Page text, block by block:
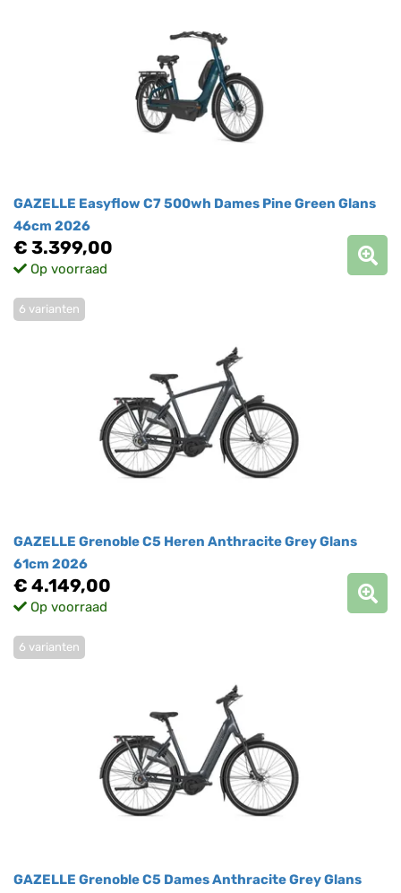
GAZELLE Easyflow C7 500wh Dames Pine Green Glans
46cm 2026
€ 3.399,00
Op voorraad
GAZELLE Grenoble C5 Heren Anthracite Grey Glans
61cm 2026
6 varianten
€ 4.149,00
Op voorraad
GAZELLE Grenoble C5 Dames Anthracite Grey Glans
6 varianten